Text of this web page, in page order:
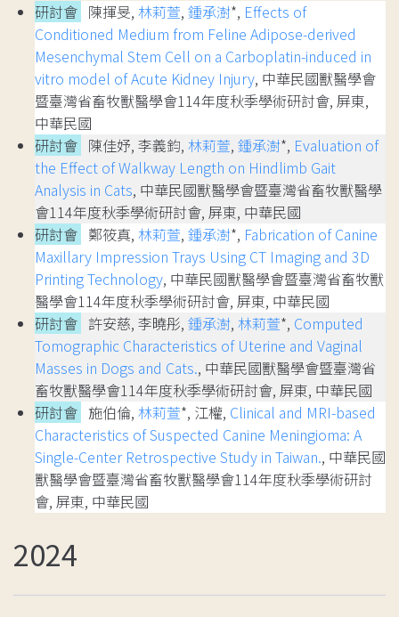
研討會 陳揮旻, 林莉萱, 鍾承澍*, Effects of
Conditioned Medium from Feline Adipose-derived
Mesenchymal Stem Cell on a Carboplatin-induced in
vitro model of Acute Kidney Injury, 中華民國獸醫學會
暨臺灣省畜牧獸醫學會114年度秋季學術研討會, 屏東,
中華民國
研討會 陳佳妤, 李義鈞, 林莉萱, 鍾承澍*, Evaluation of
the Effect of Walkway Length on Hindlimb Gait
Analysis in Cats, 中華民國獸醫學會暨臺灣省畜牧獸醫學
會114年度秋季學術研討會, 屏東, 中華民國
研討會 鄭筱真, 林莉萱, 鍾承澍*, Fabrication of Canine
Maxillary Impression Trays Using CT Imaging and 3D
Printing Technology, 中華民國獸醫學會暨臺灣省畜牧獸
醫學會114年度秋季學術研討會, 屏東, 中華民國
研討會 許安慈, 李曉彤, 鍾承澍, 林莉萱*, Computed
Tomographic Characteristics of Uterine and Vaginal
Masses in Dogs and Cats., 中華民國獸醫學會暨臺灣省
畜牧獸醫學會114年度秋季學術研討會, 屏東, 中華民國
研討會 施伯倫, 林莉萱*, 江權, Clinical and MRI-based
Characteristics of Suspected Canine Meningioma: A
Single-Center Retrospective Study in Taiwan., 中華民國
獸醫學會暨臺灣省畜牧獸醫學會114年度秋季學術研討
會, 屏東, 中華民國
2024